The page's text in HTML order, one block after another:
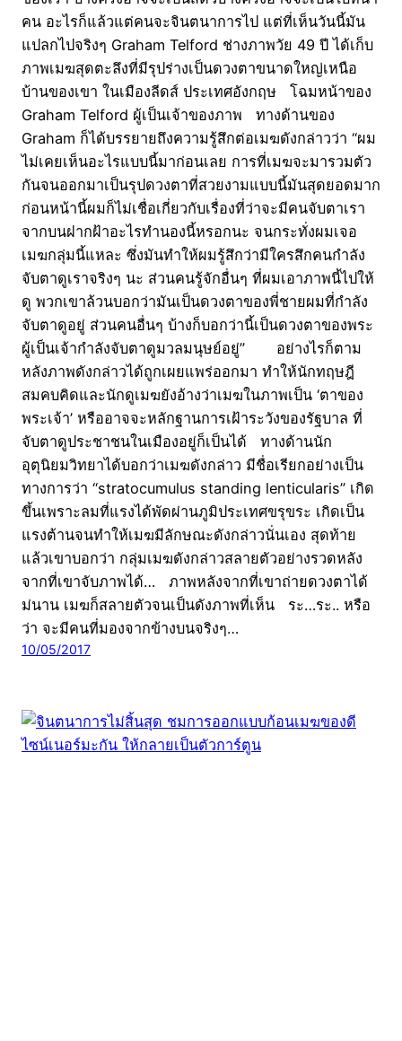
คน อะไรก็แล้วแต่คนจะจินตนาการไป แต่ที่เห็นวันนี้มัน
แปลกไปจริงๆ Graham Telford ช่างภาพวัย 49 ปี ได้เก็บ
ภาพเมฆสุดตะลึงที่มีรุปร่างเป็นดวงตาขนาดใหญ่เหนือ
บ้านของเขา ในเมืองลีดส์ ประเทศอังกฤษ โฉมหน้าของ
Graham Telford ผู้เป็นเจ้าของภาพ ทางด้านของ
Graham ก็ได้บรรยายถึงความรู้สึกต่อเมฆดังกล่าวว่า “ผม
ไม่เคยเห็นอะไรแบบนี้มาก่อนเลย การที่เมฆจะมารวมตัว
กันจนออกมาเป็นรุปดวงตาที่สวยงามแบบนี้มันสุดยอดมาก
ก่อนหน้านี้ผมก็ไม่เชื่อเกี่ยวกับเรื่องที่ว่าจะมีคนจับตาเรา
จากบนฝากฝ้าอะไรทำนองนี้หรอกนะ จนกระทั่งผมเจอ
เมฆกลุ่มนี้แหละ ซึ่งมันทำให้ผมรู้สึกว่ามีใครสึกคนกำลัง
จับตาดูเราจริงๆ นะ ส่วนคนรู้จักอื่นๆ ที่ผมเอาภาพนี้ไปให้
ดู พวกเขาล้วนบอกว่ามันเป็นดวงตาของพี่ชายผมที่กำลัง
จับตาดูอยู่ ส่วนคนอื่นๆ บ้างก็บอกว่านี้เป็นดวงตาของพระ
ผู้เป็นเจ้ากำลังจับตาดูมวลมนุษย์อยู่” อย่างไรก็ตาม
หลังภาพดังกล่าวได้ถูกเผยแพร่ออกมา ทำให้นักทฤษฎี
สมคบคิดและนักดูเมฆยังอ้างว่าเมฆในภาพเป็น ‘ตาของ
พระเจ้า’ หรืออาจจะหลักฐานการเฝ้าระวังของรัฐบาล ที่
จับตาดูประชาชนในเมืองอยู่ก็เป็นได้ ทางด้านนัก
อุตุนิยมวิทยาได้บอกว่าเมฆดังกล่าว มีชื่อเรียกอย่างเป็น
ทางการว่า “stratocumulus standing lenticularis” เกิด
ขึ้นเพราะลมที่แรงได้พัดผ่านภูมิประเทศขรุขระ เกิดเป็น
แรงต้านจนทำให้เมฆมีลักษณะดังกล่าวนั่นเอง สุดท้าย
แล้วเขาบอกว่า กลุ่มเมฆดังกล่าวสลายตัวอย่างรวดหลัง
จากที่เขาจับภาพได้… ภาพหลังจากที่เขาถ่ายดวงตาได้
ม่นาน เมฆก็สลายตัวจนเป็นดังภาพที่เห็น ระ…ระ.. หรือ
ว่า จะมีคนที่มองจากข้างบนจริงๆ…
10/05/2017